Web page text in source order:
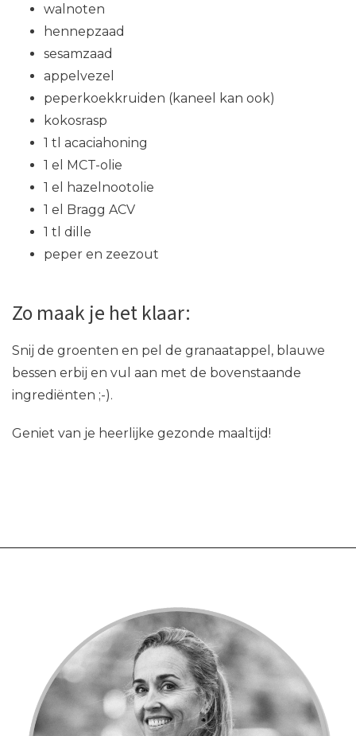
walnoten
hennepzaad
sesamzaad
appelvezel
peperkoekkruiden (kaneel kan ook)
kokosrasp
1 tl acaciahoning
1 el MCT-olie
1 el hazelnootolie
1 el Bragg ACV
1 tl dille
peper en zeezout
Zo maak je het klaar:
Snij de groenten en pel de granaatappel, blauwe
bessen erbij en vul aan met de bovenstaande
ingrediënten ;-).
Geniet van je heerlijke gezonde maaltijd!